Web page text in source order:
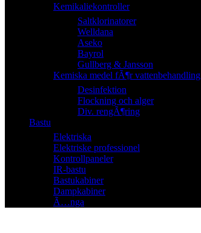
Kemikaliekontroller
Saltklorinatorer
Welldana
Aseko
Bayrol
Gullberg & Jansson
Kemiska medel fÃ¶r vattenbehandling
Desinfektion
Flockning och alger
Div. rengÃ¶ring
Bastu
Elektriska
Elektriske professionel
Kontrollpaneler
IR-bastu
Bastukabiner
Dampkabiner
Ã…nga